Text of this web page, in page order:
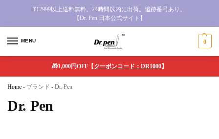
¥12999以上送料無料。24時間以内に出荷。追跡番号あり。
【Dr. Pen 日本公式サイト】
MENU 0
🎁1,000円OFF【クーポンコード：DR1000】
Home - ブランド - Dr. Pen
Dr. Pen